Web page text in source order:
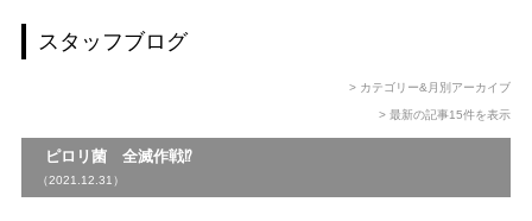
スタッフブログ
> カテゴリー&月別アーカイブ
> 最新の記事15件を表示
ピロリ菌 全滅作戦⁉
（2021.12.31）